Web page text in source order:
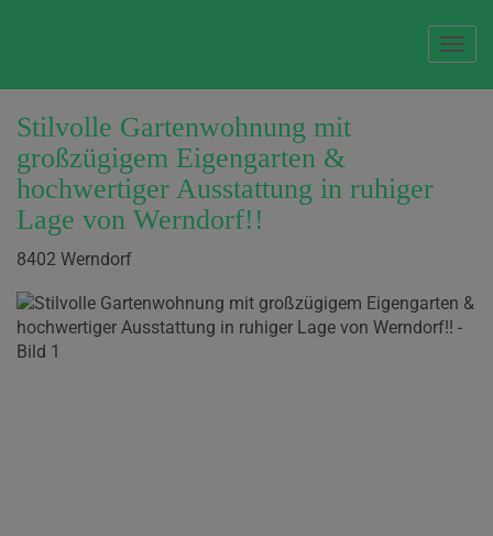
Stilvolle Gartenwohnung mit
großzügigem Eigengarten &
hochwertiger Ausstattung in ruhiger
Lage von Werndorf!!
8402 Werndorf